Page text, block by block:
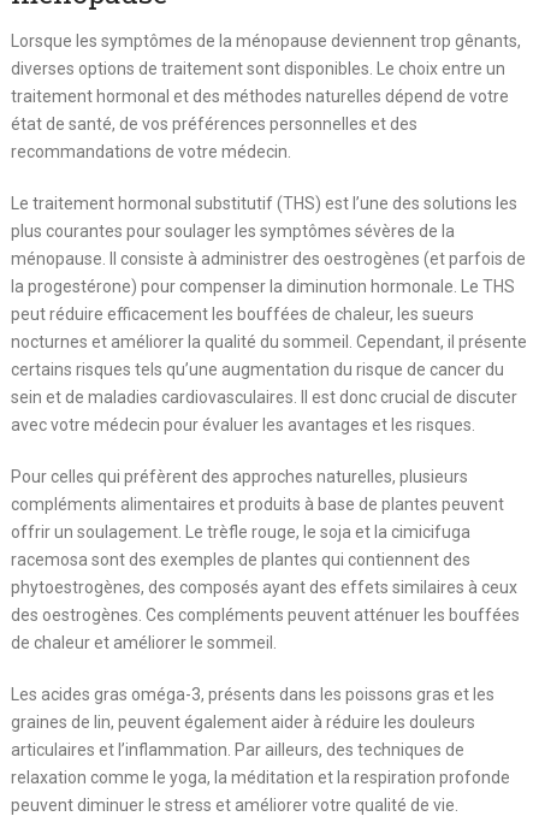
Lorsque les symptômes de la ménopause deviennent trop gênants,
diverses options de traitement sont disponibles. Le choix entre un
traitement hormonal et des méthodes naturelles dépend de votre
état de santé, de vos préférences personnelles et des
recommandations de votre médecin.
Le traitement hormonal substitutif (THS) est l’une des solutions les
plus courantes pour soulager les symptômes sévères de la
ménopause. Il consiste à administrer des oestrogènes (et parfois de
la progestérone) pour compenser la diminution hormonale. Le THS
peut réduire efficacement les bouffées de chaleur, les sueurs
nocturnes et améliorer la qualité du sommeil. Cependant, il présente
certains risques tels qu’une augmentation du risque de cancer du
sein et de maladies cardiovasculaires. Il est donc crucial de discuter
avec votre médecin pour évaluer les avantages et les risques.
Pour celles qui préfèrent des approches naturelles, plusieurs
compléments alimentaires et produits à base de plantes peuvent
offrir un soulagement. Le trèfle rouge, le soja et la cimicifuga
racemosa sont des exemples de plantes qui contiennent des
phytoestrogènes, des composés ayant des effets similaires à ceux
des oestrogènes. Ces compléments peuvent atténuer les bouffées
de chaleur et améliorer le sommeil.
Les acides gras oméga-3, présents dans les poissons gras et les
graines de lin, peuvent également aider à réduire les douleurs
articulaires et l’inflammation. Par ailleurs, des techniques de
relaxation comme le yoga, la méditation et la respiration profonde
peuvent diminuer le stress et améliorer votre qualité de vie.